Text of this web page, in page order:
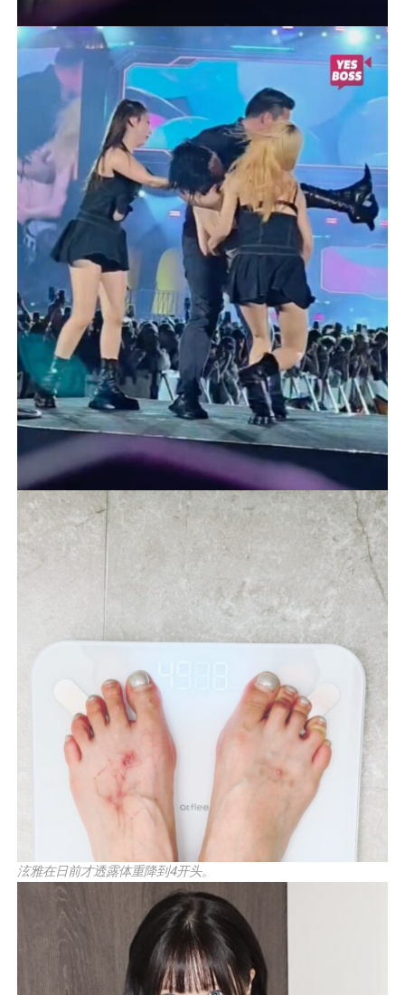
泫雅在日前才透露体重降到4开头。